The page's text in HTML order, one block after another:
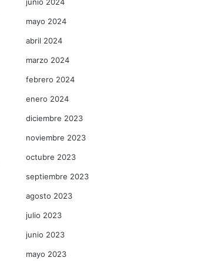
mayo 2024
abril 2024
marzo 2024
febrero 2024
enero 2024
diciembre 2023
noviembre 2023
octubre 2023
septiembre 2023
agosto 2023
julio 2023
junio 2023
mayo 2023